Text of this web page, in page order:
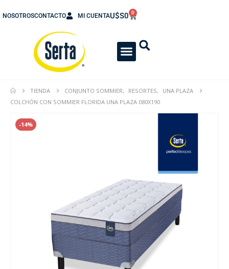
NOSOTROSCONTACTO MI CUENTAU$S0 0
TIENDA CONJUNTO SOMMIER, RESORTES,
UNA PLAZA
COLCHÓN CON SOMMIER FLORIDA UNA PLAZA 080X190
-14%